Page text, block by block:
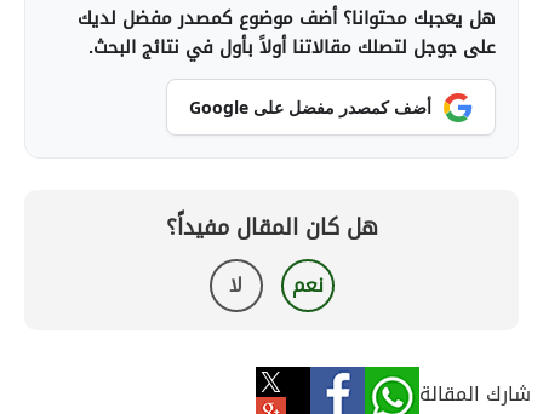
هل يعجبك محتوانا؟ أضف موضوع كمصدر مفضل لديك
على جوجل لتصلك مقالاتنا أولاً بأول في نتائج البحث.
أضف كمصدر مفضل على Google
هل كان المقال مفيداً؟
نعم لا
شارك المقالة